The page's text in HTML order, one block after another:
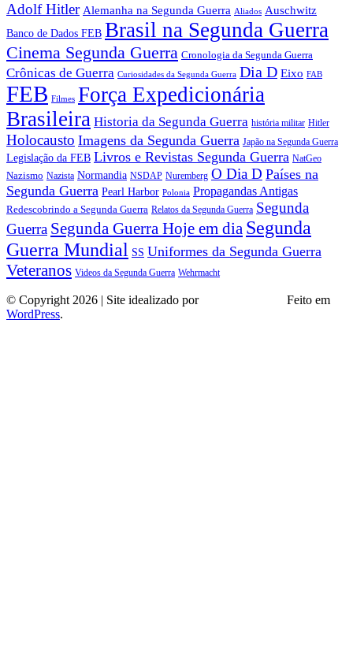
Adolf Hitler Alemanha na Segunda Guerra Aliados Auschwitz
Banco de Dados FEB Brasil na Segunda Guerra
Cinema Segunda Guerra Cronologia da Segunda Guerra
Crônicas de Guerra Curiosidades da Segunda Guerra Dia D Eixo FAB
FEB Filmes Força Expedicionária
Brasileira Historia da Segunda Guerra história militar Hitler
Holocausto Imagens da Segunda Guerra Japão na Segunda Guerra
Legislação da FEB Livros e Revistas Segunda Guerra NatGeo
Nazismo Nazista Normandia NSDAP Nuremberg O Dia D Países na
Segunda Guerra Pearl Harbor Polonia Propagandas Antigas
Redescobrindo a Segunda Guerra Relatos da Segunda Guerra Segunda
Guerra Segunda Guerra Hoje em dia Segunda
Guerra Mundial SS Uniformes da Segunda Guerra
Veteranos Videos da Segunda Guerra Wehrmacht
© Copyright 2026 | Site idealizado por
Feito em
WordPress.